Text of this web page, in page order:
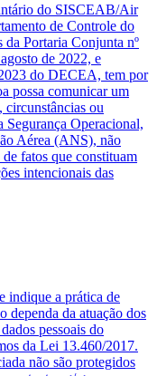
do SISCEAB/Air
de Controle do
Portaria Conjunta nº
de 2022, e
do DECEA, tem por
possa comunicar um
circunstâncias ou
Segurança Operacional,
Aérea (ANS), não
fatos que constituam
intencionais das
a prática de
dependa da atuação dos
pessoais do
da Lei 13.460/2017.
não são protegidos